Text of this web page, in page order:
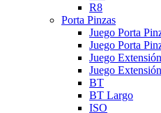
R8
Porta Pinzas
Juego Porta
Juego Porta
Juego
Juego
BT
BT Largo
ISO